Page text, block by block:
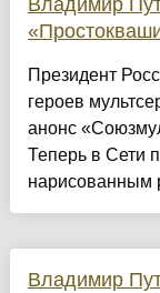
Президент
героев
анонс
Теперь в Сети
нарисованным
Владимир